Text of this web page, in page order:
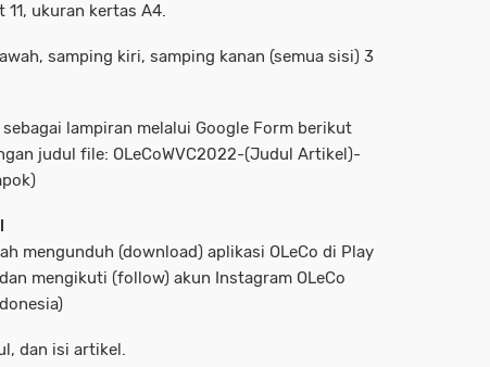
11, ukuran kertas A4.
samping kiri, samping kanan (semua sisi) 3
lampiran melalui Google Form berikut
judul file: OLeCoWVC2022-(Judul Artikel)-
mengunduh (download) aplikasi OLeCo di Play
mengikuti (follow) akun Instagram OLeCo
dan isi artikel.